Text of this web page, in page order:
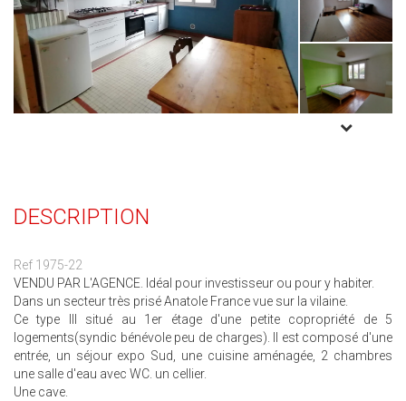
DESCRIPTION
Ref 1975-22
VENDU PAR L'AGENCE. Idéal pour investisseur ou pour y habiter.
Dans un secteur très prisé Anatole France vue sur la vilaine.
Ce type III situé au 1er étage d'une petite copropriété de 5
logements(syndic bénévole peu de charges). Il est composé d'une
entrée, un séjour expo Sud, une cuisine aménagée, 2 chambres
une salle d'eau avec WC. un cellier.
Une cave.